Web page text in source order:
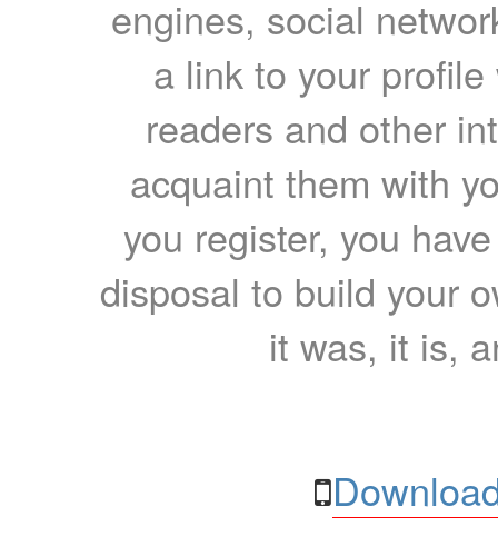
engines, social
a link to your
readers and other
acquaint them with
you register, you
disposal to build your
it was, it is,